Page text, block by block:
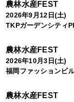
農林水産FEST
2026年9月12日(土)
TKPガーデンシティ
農林水産FEST
2026年10月3日(土)
福岡ファッションビ
農林水産FEST